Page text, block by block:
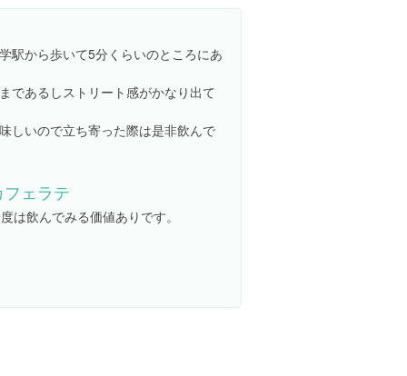
駅から歩いて5分くらいのところにあ
であるしストリート感がかなり出て
しいので立ち寄った際は是非飲んで
フェラテ
は飲んでみる価値ありです。